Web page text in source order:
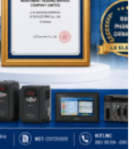
giả, hàng nhái kém chất
đi kèm với chế độ
chỉ CO/CQ (chứng nhận
án của bạn dễ dàng
bỉ theo thời gian. Đầu tư
sự an tâm và tính bền
bạn.